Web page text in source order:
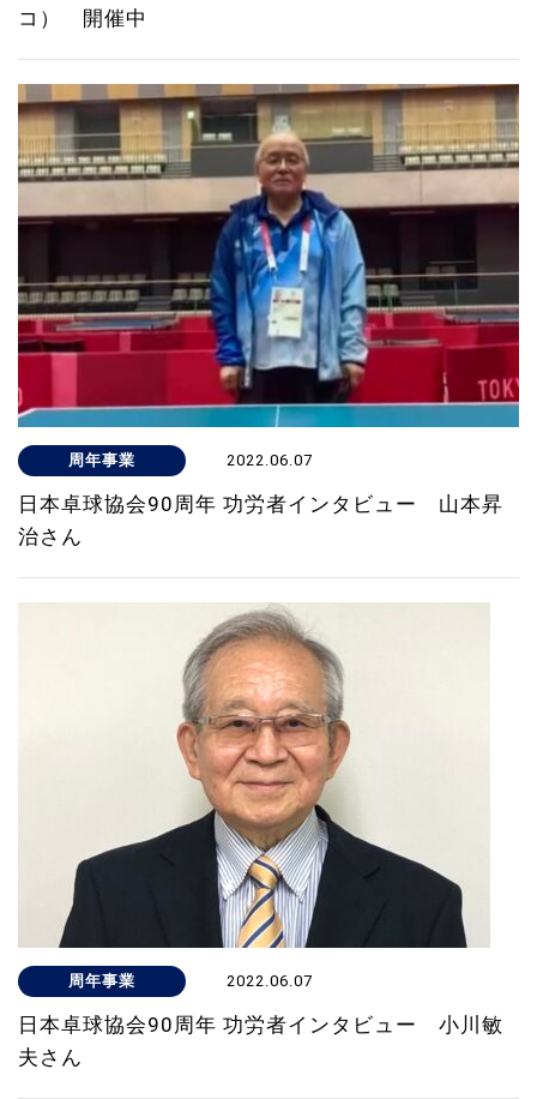
コ） 開催中
周年事業 2022.06.07
日本卓球協会90周年 功労者インタビュー 山本昇
治さん
周年事業 2022.06.07
日本卓球協会90周年 功労者インタビュー 小川敏
夫さん